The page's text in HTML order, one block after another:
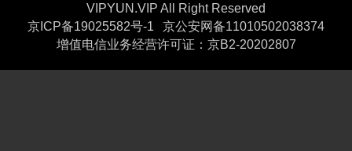
VIPYUN.VIP All Right Reserved
京ICP备19025582号-1
京公安网备11010502038374
增值电信业务经营许可证：京B2-20202807